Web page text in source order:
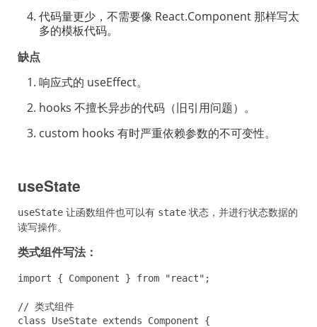
代码量更少，不需要像 React.Component 那样写太
多的模板代码。
缺点
响应式的 useEffect。
hooks 不擅长异步的代码（旧引用问题）。
custom hooks 有时严重依赖参数的不可变性。
useState
useState 让函数组件也可以有 state 状态，并进行状态数据的
读写操作。
类式组件写法：
import { Component } from "react";
// 类式组件
class UseState extends Component {